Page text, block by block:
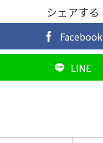
シェアする
Facebook
LINE